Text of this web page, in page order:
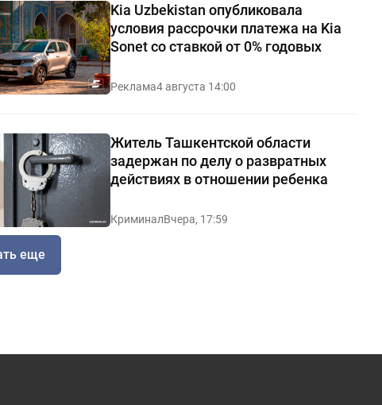
Kia Uzbekistan опубликовала
условия рассрочки платежа на Kia
Sonet со ставкой от 0% годовых
Реклама4 августа 14:00
Житель Ташкентской области
задержан по делу о развратных
действиях в отношении ребенка
КриминалВчера, 17:59
еще